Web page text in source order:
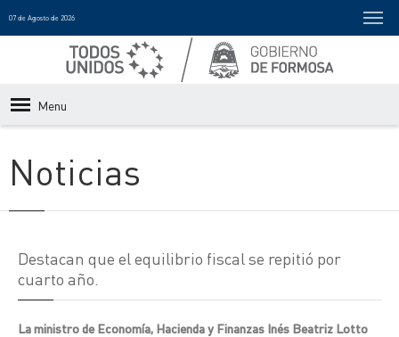
07 de Agosto de 2026
Menu
Noticias
Destacan que el equilibrio fiscal se repitió por
cuarto año.
La ministro de Economía, Hacienda y Finanzas Inés Beatriz Lotto